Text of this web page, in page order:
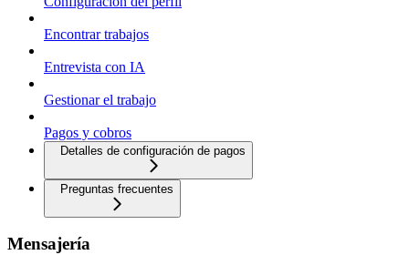
Encontrar trabajos
Entrevista con IA
Gestionar el trabajo
Pagos y cobros
Detalles de configuración de pagos
Preguntas frecuentes
Mensajería